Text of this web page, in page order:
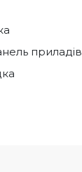
приладів